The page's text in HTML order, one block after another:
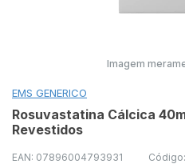
Imagem
EMS GENERICO
Rosuvastatina Cálcica
Revestidos
EAN: 07896004793931